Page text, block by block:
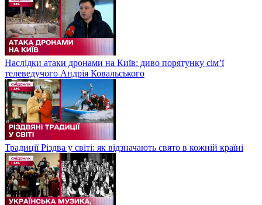
Наслідки атаки дронами на Київ: диво порятунку сім’ї
телеведучого Андрія Ковальського
Традиції Різдва у світі: як відзначають свято в кожній країні